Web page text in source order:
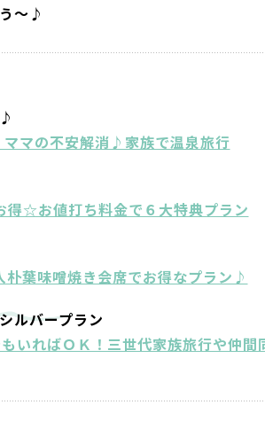
～♪
マの不安解消♪家族で温泉旅行
得☆お値打ち料金で６大特典プラン
葉味噌焼き会席でお得なプラン♪
ルバープラン
いればＯＫ！三世代家族旅行や仲